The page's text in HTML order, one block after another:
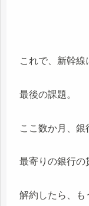
これで、新幹線
最後の課題。
ここ数か月、銀
最寄りの銀行の
解約したら、も